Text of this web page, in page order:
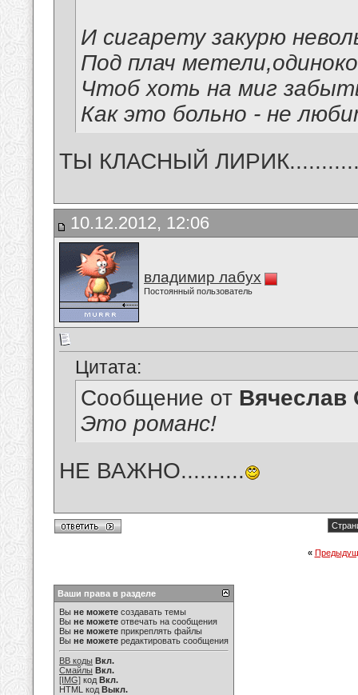
И сигарету закурю
Под плач
Чтоб хоть на миг
Как это больно - не
ТЫ КЛАСНЫЙ
10.12.2012, 12:06
владимир лабух
Постоянный пользователь
Цитата:
Сообщение от Вячеслав
Это романс!
НЕ ВАЖНО..........
«
Ваши права в разделе
Вы не можете создавать темы
Вы не можете отвечать на сообщения
Вы не можете прикреплять файлы
Вы не можете редактировать сообщения
BB коды Вкл.
Смайлы Вкл.
[IMG] код Вкл.
HTML код Выкл.